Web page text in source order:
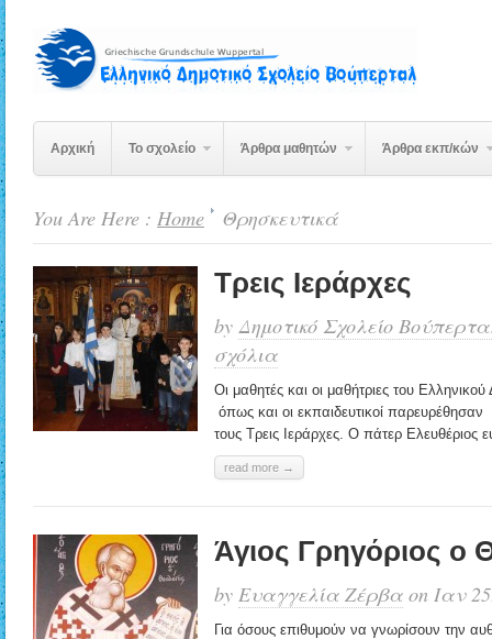
Αρχική Το σχολείο Άρθρα μαθητών Άρθρα εκπ/κών
You Are Here : Home Θρησκευτικά
Τρεις Ιεράρχες
by Δημοτικό Σχολείο
σχόλια
Οι μαθητές και οι μαθήτριες του
όπως και οι εκπαιδευτικοί
τους Τρεις Ιεράρχες. Ο πάτερ Ελευθέριος
read more →
Άγιος Γρηγόριος ο
by Ευαγγελία Ζέρβα on Ιαν
Για όσους επιθυμούν να γνωρίσουν την